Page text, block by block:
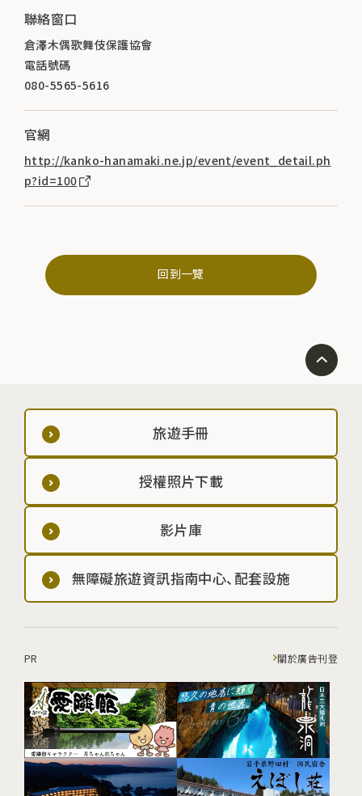
聯絡窗口
倉澤木偶歌舞伎保護協會
電話號碼
080-5565-5616
官網
http://kanko-hanamaki.ne.jp/event/event_detail.ph
p?id=100
回到一覽
旅遊手冊
授權照片下載
影片庫
無障礙旅遊資訊指南中心、配套設施
PR 關於廣告刊登